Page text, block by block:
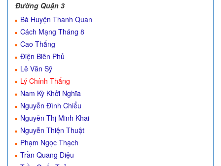
Đường Quận 3
Bà Huyện Thanh Quan
Cách Mạng Tháng 8
Cao Thắng
Điện Biên Phủ
Lê Văn Sỹ
Lý Chính Thắng
Nam Kỳ Khởi Nghĩa
Nguyễn Đình Chiểu
Nguyễn Thị Minh Khai
Nguyễn Thiện Thuật
Phạm Ngọc Thạch
Trần Quang Diệu